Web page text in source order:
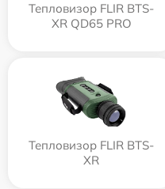
Тепловизор FLIR BTS-
XR QD65 PRO
Тепловизор FLIR BTS-
XR